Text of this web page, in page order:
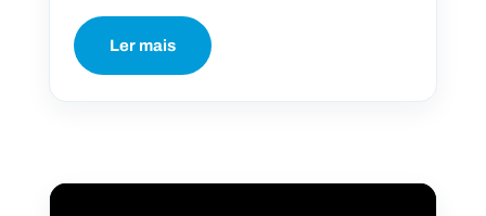
Ler mais